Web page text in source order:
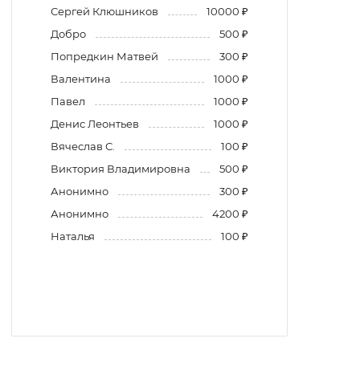
Сергей Клюшников
10000 ₽
Добро
500 ₽
Попредкин Матвей
300 ₽
Валентина
1000 ₽
Павел
1000 ₽
Денис Леонтьев
1000 ₽
Вячеслав С.
100 ₽
Виктория Владимировна
500 ₽
Анонимно
300 ₽
Анонимно
4200 ₽
Наталья
100 ₽